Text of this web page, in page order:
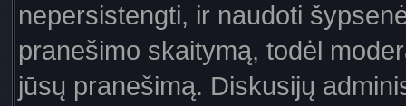
nepersistengti, ir naudoti
pranešimo skaitymą, todėl
jūsų pranešimą. Diskusijų